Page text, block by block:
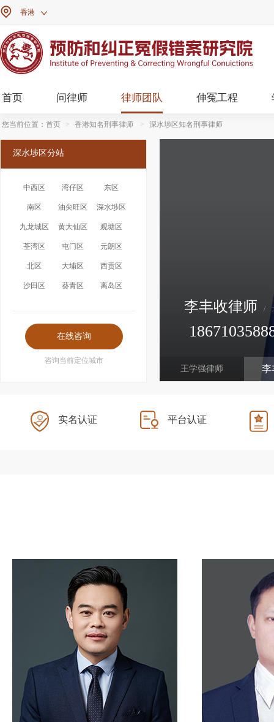
 香港 
首页 问律师 律师团队 伸冤工程
您当前位置： 首页 > 香港知名刑事律师 > 深水埗区知名刑事律师
深水埗区分站
中西区 湾仔区 东区
南区 油尖旺区 深水埗区
九龙城区 黄大仙区 观塘区
荃湾区 屯门区 元朗区
北区 大埔区 西贡区
沙田区 葵青区 离岛区
咨询当前定位城市
经济犯罪、企业家犯罪、刑事上诉
李丰收律师 /
王学强律师 李
实名认证 平台认证